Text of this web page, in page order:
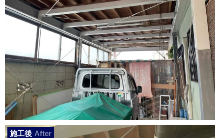
施工後 After